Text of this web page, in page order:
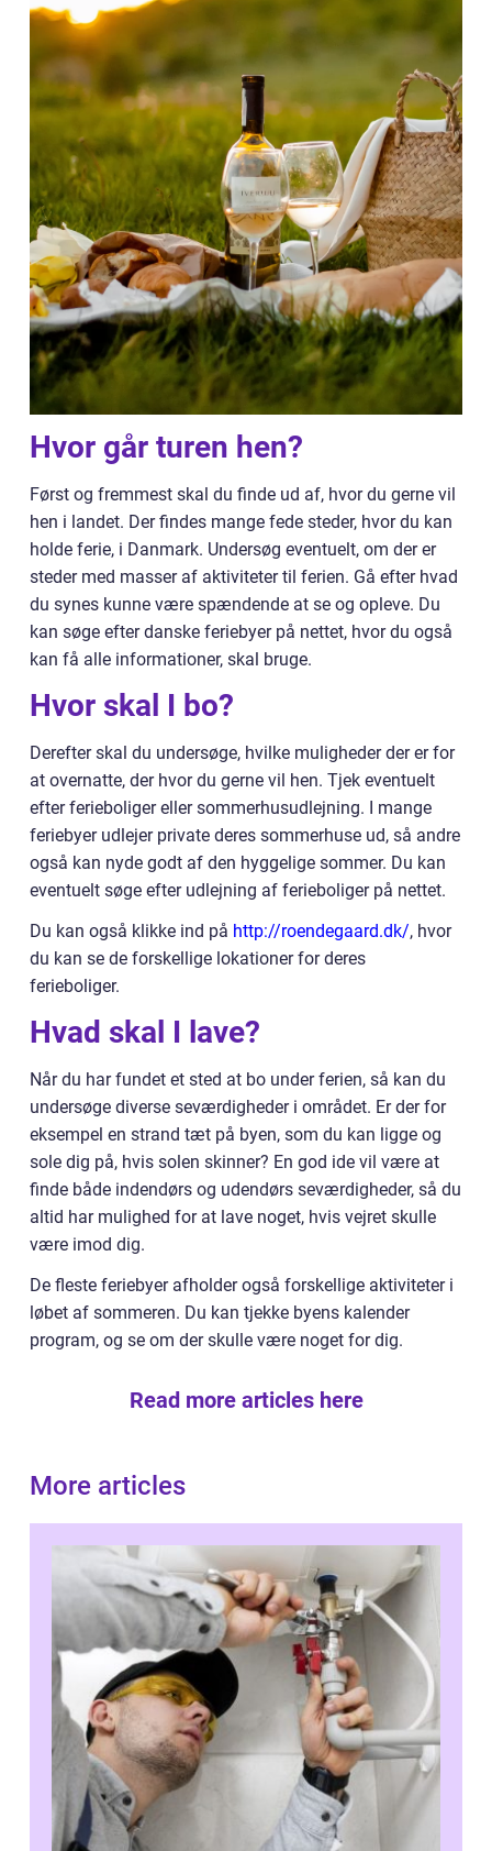
Hvor går turen hen?
Først og fremmest skal du finde ud af, hvor du gerne vil
hen i landet. Der findes mange fede steder, hvor du kan
holde ferie, i Danmark. Undersøg eventuelt, om der er
steder med masser af aktiviteter til ferien. Gå efter hvad
du synes kunne være spændende at se og opleve. Du
kan søge efter danske feriebyer på nettet, hvor du også
kan få alle informationer, skal bruge.
Hvor skal I bo?
Derefter skal du undersøge, hvilke muligheder der er for
at overnatte, der hvor du gerne vil hen. Tjek eventuelt
efter ferieboliger eller sommerhusudlejning. I mange
feriebyer udlejer private deres sommerhuse ud, så andre
også kan nyde godt af den hyggelige sommer. Du kan
eventuelt søge efter udlejning af ferieboliger på nettet.
Du kan også klikke ind på http://roendegaard.dk/, hvor
du kan se de forskellige lokationer for deres
ferieboliger.
Hvad skal I lave?
Når du har fundet et sted at bo under ferien, så kan du
undersøge diverse seværdigheder i området. Er der for
eksempel en strand tæt på byen, som du kan ligge og
sole dig på, hvis solen skinner? En god ide vil være at
finde både indendørs og udendørs seværdigheder, så du
altid har mulighed for at lave noget, hvis vejret skulle
være imod dig.
De fleste feriebyer afholder også forskellige aktiviteter i
løbet af sommeren. Du kan tjekke byens kalender
program, og se om der skulle være noget for dig.
Read more articles here
More articles